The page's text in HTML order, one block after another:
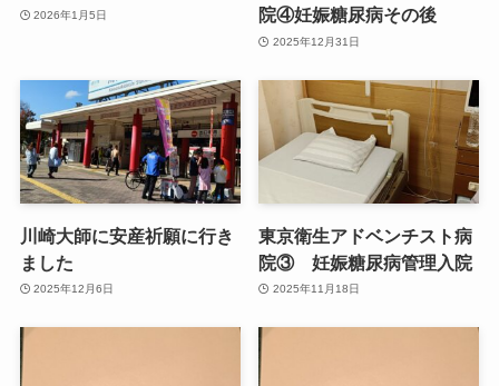
2026年1月5日
院④妊娠糖尿病その後
2025年12月31日
川崎大師に安産祈願に行き
ました
2025年12月6日
東京衛生アドベンチスト病
院③ 妊娠糖尿病管理入院
2025年11月18日